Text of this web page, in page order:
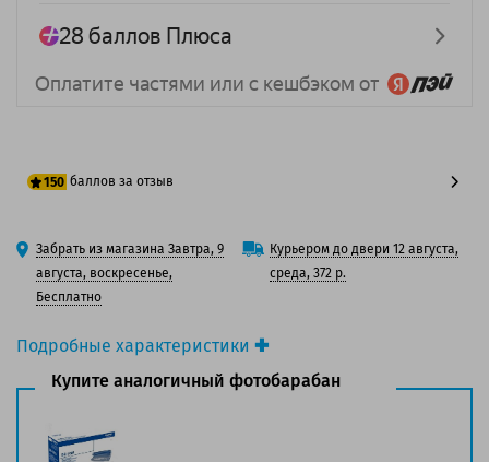
Подробные характеристики
Производитель принтера:Brother
Оригинальность:
150 баллов за отзыв
125 баллов
150 баллов
Забрать из магазина Завтра, 9
августа, воскресенье,
Бесплатно
Курьером до двери 12 августа,
среда, 372 р.
Купите аналогичный фотобарабан